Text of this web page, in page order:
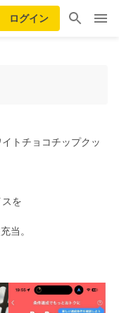
ログイン
トチョコチップクッ
を
当。